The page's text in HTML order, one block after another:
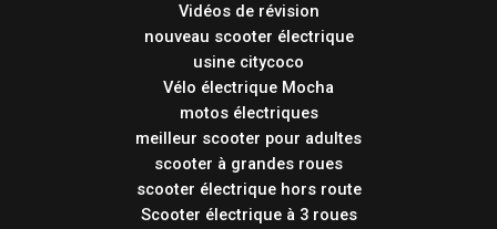
Vidéos de révision
nouveau scooter électrique
usine citycoco
Vélo électrique Mocha
motos électriques
meilleur scooter pour adultes
scooter à grandes roues
scooter électrique hors route
Scooter électrique à 3 roues